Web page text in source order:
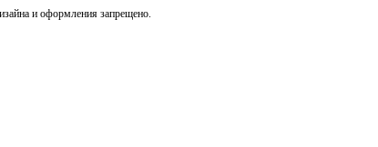
и оформления запрещено.